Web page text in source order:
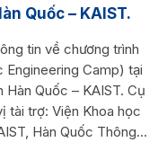
Quốc – KAIST.
tin về chương trình
Camp) tại
Quốc – KAIST. Cụ
tài trợ: Viện Khoa học
Hàn Quốc Thông...